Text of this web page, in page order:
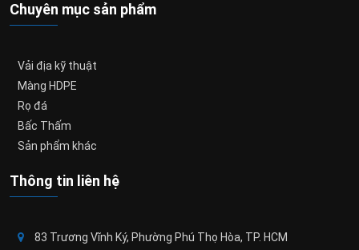
Chuyên mục sản phẩm
Vải địa kỹ thuật
Màng HDPE
Rọ đá
Bấc Thấm
Sản phẩm khác
Thông tin liên hệ
83 Trương Vĩnh Ký, Phường Phú Thọ Hòa, TP. HCM